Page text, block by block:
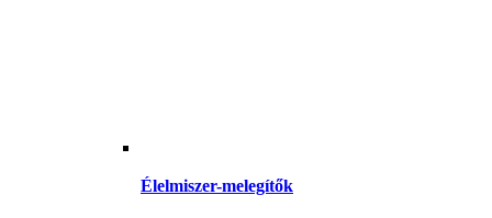
Élelmiszer-melegítők